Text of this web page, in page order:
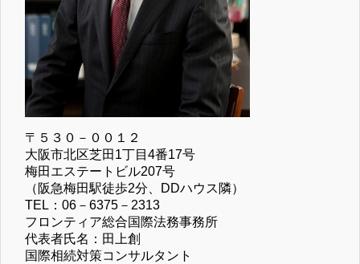
〒５３０－００１２
大阪市北区芝田1丁目4番17号
梅田エステートビル207号
（阪急梅田駅徒歩2分、DDハウス隣）
TEL：06－6375－2313
フロンティア総合国際法務事務所
代表者氏名：田上創
国際相続対策コンサルタント